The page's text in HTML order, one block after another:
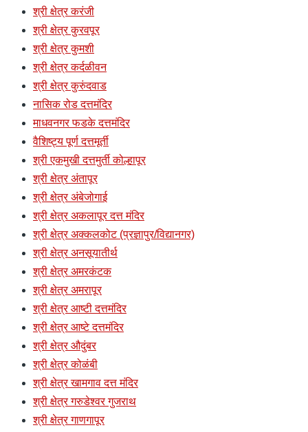
श्री क्षेत्र करंजी
श्री क्षेत्र कुरवपूर
श्री क्षेत्र कुमशी
श्री क्षेत्र कर्दळीवन
श्री क्षेत्र कुरुंदवाड
नासिक रोड दत्तमंदिर
माधवनगर फडके दत्तमंदिर
वैशिष्ट्य पूर्ण दत्तमूर्ती
श्री एकमुखी दत्तमुर्ती कोल्हापूर
श्री क्षेत्र अंतापूर
श्री क्षेत्र अंबेजोगाई
श्री क्षेत्र अकलापूर दत्त मंदिर
श्री क्षेत्र अक्कलकोट (प्रज्ञापुर/विद्यानगर)
श्री क्षेत्र अनसूयातीर्थ
श्री क्षेत्र अमरकंटक
श्री क्षेत्र अमरापूर
श्री क्षेत्र आष्टी दत्तमंदिर
श्री क्षेत्र आष्टे दत्तमंदिर
श्री क्षेत्र औदुंबर
श्री क्षेत्र कोळंबी
श्री क्षेत्र खामगाव दत्त मंदिर
श्री क्षेत्र गरुडेश्वर गुजराथ
श्री क्षेत्र गाणगापूर